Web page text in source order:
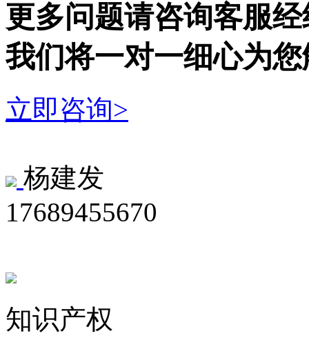
更多问题请咨询客服
我们将一对一细心为
立即咨询>
杨建发
17689455670
知识产权